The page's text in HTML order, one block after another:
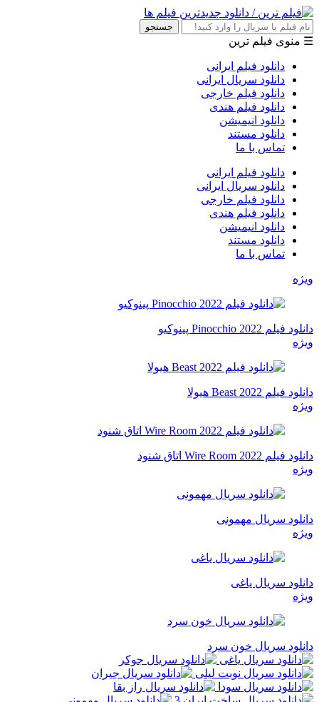
جستجو
☰ منوی فیلم ترین
دانلود فیلم ایرانی
دانلود سریال ایرانی
دانلود فیلم خارجی
دانلود فیلم هندی
دانلود انیمیشن
دانلود مستند
تماس با ما
دانلود فیلم ایرانی
دانلود سریال ایرانی
دانلود فیلم خارجی
دانلود فیلم هندی
دانلود انیمیشن
دانلود مستند
تماس با ما
ویژه
دانلود فیلم Pinocchio 2022 پینوکیو
ویژه
دانلود فیلم Beast 2022 هیولا
ویژه
دانلود فیلم Wire Room 2022 اتاق شنود
ویژه
دانلود سریال مهمونی
ویژه
دانلود سریال یاغی
ویژه
دانلود سریال خون سرد